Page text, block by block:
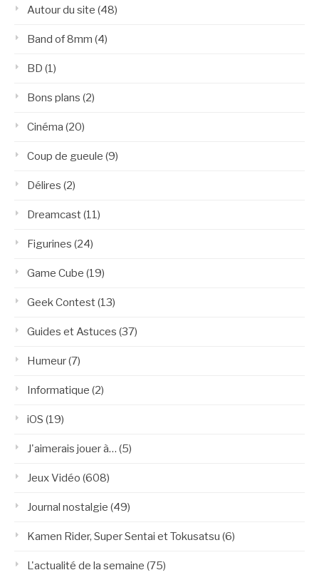
Autour du site (48)
Band of 8mm (4)
BD (1)
Bons plans (2)
Cinéma (20)
Coup de gueule (9)
Délires (2)
Dreamcast(11)
Figurines (24)
Game Cube (19)
Geek Contest(13)
Guides et Astuces (37)
Humeur(7)
Informatique (2)
iOS (19)
J'aimerais jouer à… (5)
Jeux Vidéo (608)
Journal nostalgie (49)
Kamen Rider, Super Sentai et Tokusatsu (6)
L'actualité de la semaine (75)